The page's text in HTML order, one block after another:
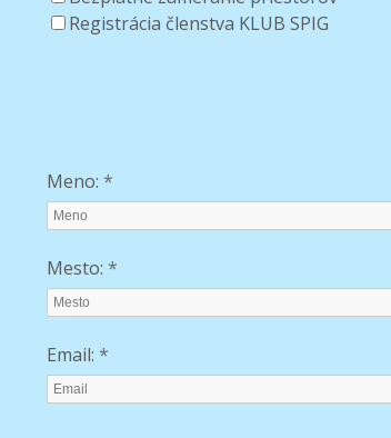
Registrácia členstva KLUB SPIG
Meno: *
Mesto: *
Email: *